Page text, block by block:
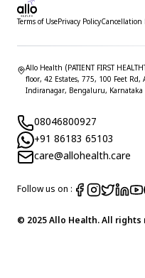
Terms of UsePrivacy PolicyCancellation
Allo Health (PATIENT FIRST
floor, 42 Estates, 775, 100 Feet Rd,
Indiranagar, Bengaluru, Karnataka
08046800927
+91 86183 65103
care@allohealth.care
Follow us on :
© 2025 Allo Health. All rights